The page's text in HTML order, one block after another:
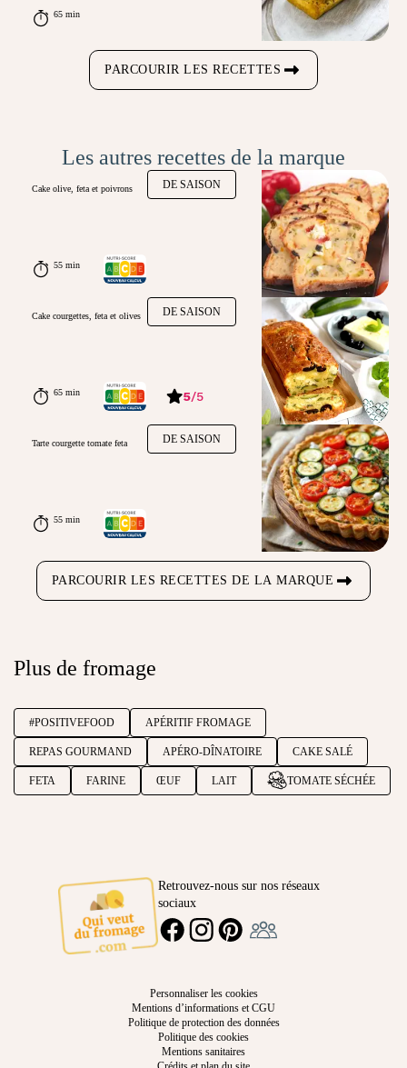
65 min
PARCOURIR LES RECETTES
Les autres recettes de la marque
DE SAISON
Cake olive, feta et poivrons
55 min
DE SAISON
Cake courgettes, feta et olives
65 min 5/5
DE SAISON
Tarte courgette tomate feta
55 min
PARCOURIR LES RECETTES DE LA MARQUE
Plus de fromage
#POSITIVEFOOD APÉRITIF FROMAGE
REPAS GOURMAND APÉRO-DÎNATOIRE CAKE SALÉ
FETA FARINE ŒUF LAIT TOMATE SÉCHÉE
Retrouvez-nous sur nos réseaux
sociaux
FACEBOOKINSTAGRAMPINTEREST
Personnaliser les cookies
Mentions d’informations et CGU
Politique de protection des données
Politique des cookies
Mentions sanitaires